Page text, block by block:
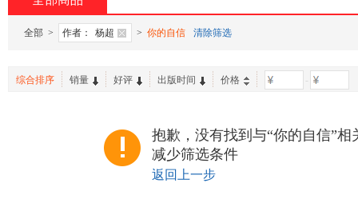
全部 > 作者： 杨超 > 你的自信 清除筛选
综合排序 销量 好评 出版时间 价格 -
抱歉，没有找到与“你的自信”
减少筛选条件
返回上一步
加